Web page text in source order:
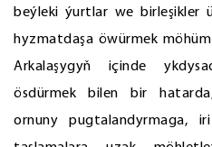
beýleki ýurtlar we birleşikler
hyzmatdaşa öwürmek
Arkalaşygyň içinde
ösdürmek bilen bir
ornuny pugtalandyrmaga,